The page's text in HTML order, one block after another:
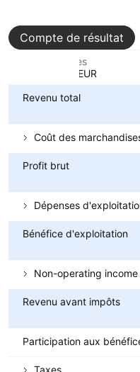
Compte de résultat
Métriques
Devise: EUR
Revenu total
Coût des
Profit brut
Dépenses
Bénéfice d'exploitation
Non-operating
Revenu avant impôts
Participation aux
Taxes